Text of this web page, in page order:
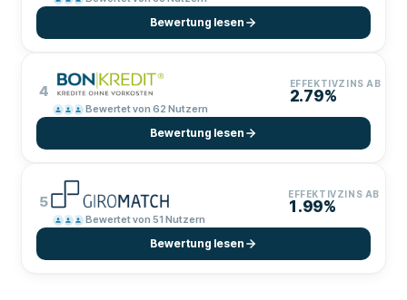
Bewertung lesen
4
Bewertet von 62 Nutzern
EFFEKTIVZINS AB
2.79%
Bewertung lesen
5
Bewertet von 51 Nutzern
EFFEKTIVZINS AB
1.99%
Bewertung lesen